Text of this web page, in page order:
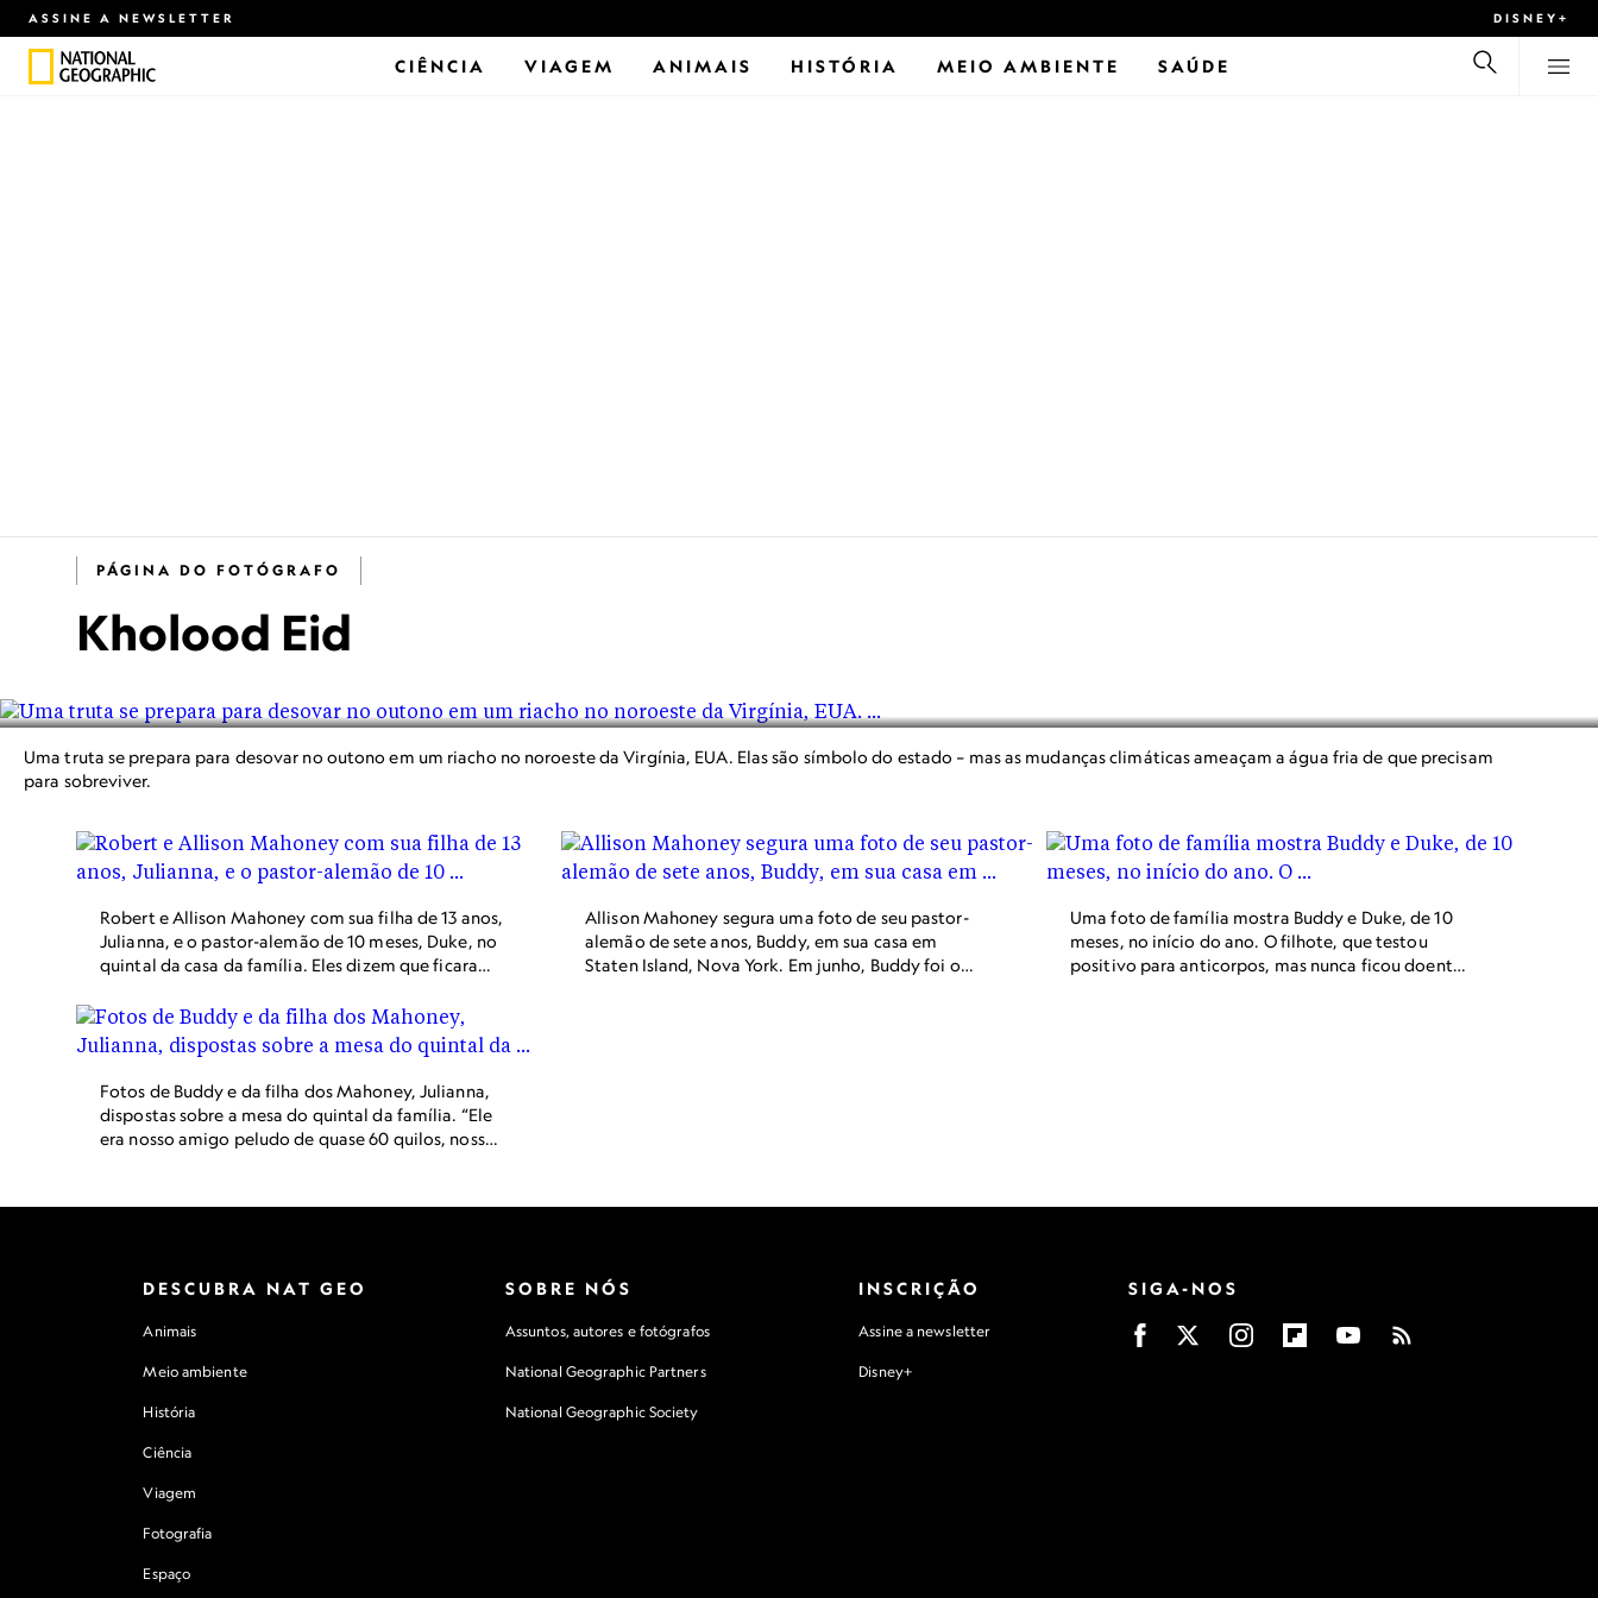
ASSINE A NEWSLETTER DISNEY+
CIÊNCIA VIAGEM ANIMAIS HISTÓRIA MEIO AMBIENTE SAÚDE
PÁGINA DO FOTÓGRAFO
Kholood Eid
Uma truta se prepara para desovar no outono em um riacho no noroeste da Virgínia, EUA. Elas são símbolo do estado – mas as mudanças climáticas ameaçam a água fria de que precisam
para sobreviver.
Robert e Allison Mahoney com sua filha de 13 anos,
Julianna, e o pastor-alemão de 10 meses, Duke, no
quintal da casa da família. Eles dizem que ficaram
terem tido interesse em aprender mais com o caso
de Buddy.
Allison Mahoney segura uma foto de seu pastor-
alemão de sete anos, Buddy, em sua casa em
Staten Island, Nova York. Em junho, Buddy foi o
Uma foto de família mostra Buddy e Duke, de 10
meses, no início do ano. O filhote, que testou
positivo para anticorpos, mas nunca ficou doente,
Fotos de Buddy e da filha dos Mahoney, Julianna,
dispostas sobre a mesa do quintal da família. “Ele
era nosso amigo peludo de quase 60 quilos, nosso
de sua companhia por mais tempo.”
DESCUBRA NAT GEO
Animais
Meio ambiente
História
Ciência
Viagem
Fotografia
Espaço
SOBRE NÓS
Assuntos, autores e fotógrafos
National Geographic Partners
National Geographic Society
INSCRIÇÃO
Assine a newsletter
Disney+
SIGA-NOS